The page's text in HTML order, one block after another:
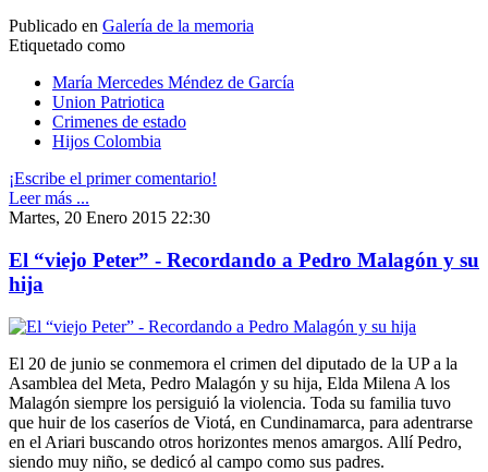
Publicado en Galería de la memoria
Etiquetado como
María Mercedes Méndez de García
Union Patriotica
Crimenes de estado
Hijos Colombia
¡Escribe el primer comentario!
Leer más ...
Martes, 20 Enero 2015 22:30
El “viejo Peter” - Recordando a Pedro Malagón y su
hija
El 20 de junio se conmemora el crimen del diputado de la UP a la
Asamblea del Meta, Pedro Malagón y su hija, Elda Milena A los
Malagón siempre los persiguió la violencia. Toda su familia tuvo
que huir de los caseríos de Viotá, en Cundinamarca, para adentrarse
en el Ariari buscando otros horizontes menos amargos. Allí Pedro,
siendo muy niño, se dedicó al campo como sus padres.